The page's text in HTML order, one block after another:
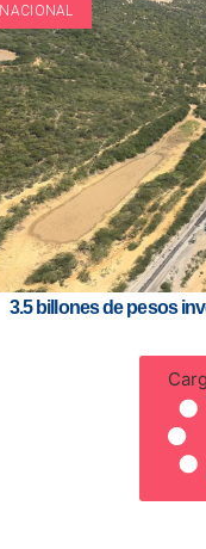
NACIONAL
3.5 billones de pesos